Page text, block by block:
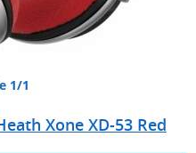
1/1
Xone XD-53 Red